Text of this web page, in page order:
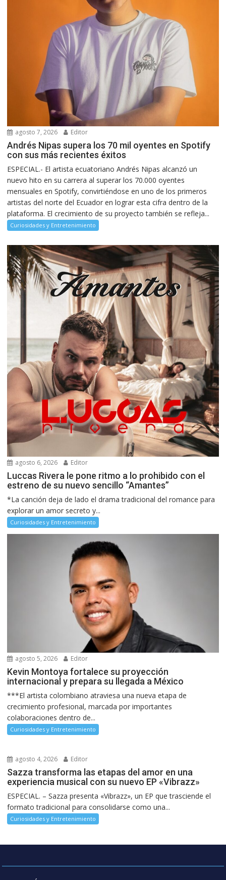
agosto 7, 2026 Editor
Andrés Nipas supera los 70 mil oyentes en Spotify
con sus más recientes éxitos
ESPECIAL.- El artista ecuatoriano Andrés Nipas alcanzó un
nuevo hito en su carrera al superar los 70.000 oyentes
mensuales en Spotify, convirtiéndose en uno de los primeros
artistas del norte del Ecuador en lograr esta cifra dentro de la
plataforma. El crecimiento de su proyecto también se refleja...
Curiosidades y Entretenimiento
agosto 6, 2026 Editor
Luccas Rivera le pone ritmo a lo prohibido con el
estreno de su nuevo sencillo “Amantes”
*La canción deja de lado el drama tradicional del romance para
explorar un amor secreto y...
Curiosidades y Entretenimiento
agosto 5, 2026 Editor
Kevin Montoya fortalece su proyección
internacional y prepara su llegada a México
***El artista colombiano atraviesa una nueva etapa de
crecimiento profesional, marcada por importantes
colaboraciones dentro de...
Curiosidades y Entretenimiento
agosto 4, 2026 Editor
Sazza transforma las etapas del amor en una
experiencia musical con su nuevo EP «Vibrazz»
ESPECIAL. – Sazza presenta «Vibrazz», un EP que trasciende el
formato tradicional para consolidarse como una...
Curiosidades y Entretenimiento